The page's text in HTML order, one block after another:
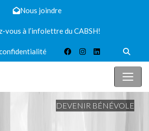
Nous joindre
vous à l’infolettre du CABSH!
DEVENIR BÉNÉVOLE